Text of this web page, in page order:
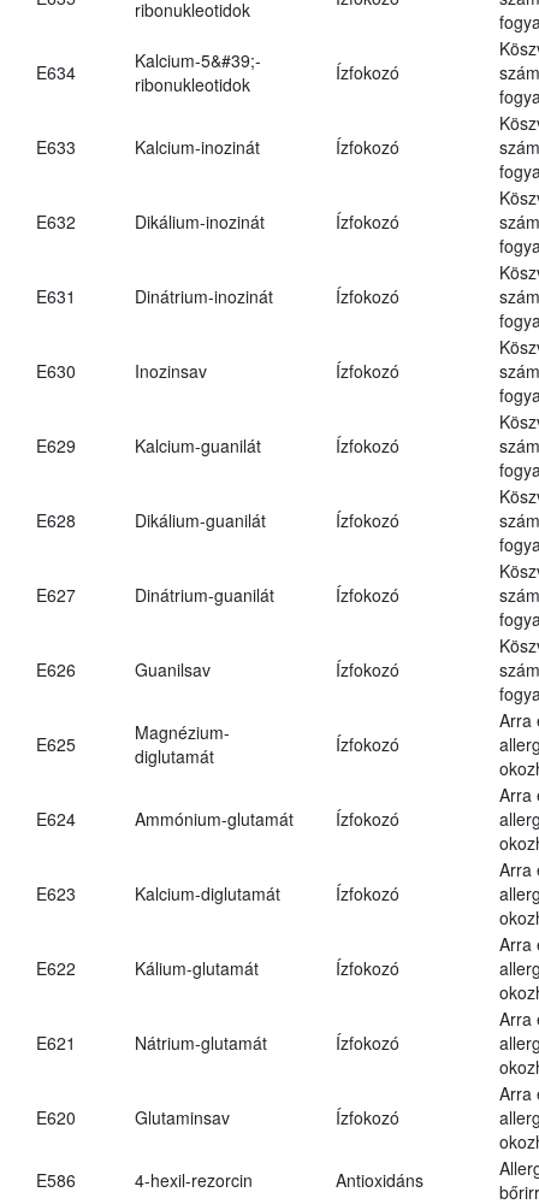
ribonukleotidok
E634
Kalcium-5&#39;-
ribonukleotidok
Ízfokozó
E633 Kalcium-inozinát Ízfokozó
E632 Dikálium-inozinát Ízfokozó
E631 Dinátrium-inozinát Ízfokozó
E630 Inozinsav Ízfokozó
E629 Kalcium-guanilát Ízfokozó
E628 Dikálium-guanilát Ízfokozó
E627 Dinátrium-guanilát Ízfokozó
E626 Guanilsav Ízfokozó
E625
Magnézium-
diglutamát
Ízfokozó
Arra
E624 Ammónium-glutamát Ízfokozó
Arra
E623 Kalcium-diglutamát Ízfokozó
Arra
E622 Kálium-glutamát Ízfokozó
Arra
E621 Nátrium-glutamát Ízfokozó
Arra
E620 Glutaminsav Ízfokozó
Arra
E586
4-hexil-rezorcin Antioxidáns